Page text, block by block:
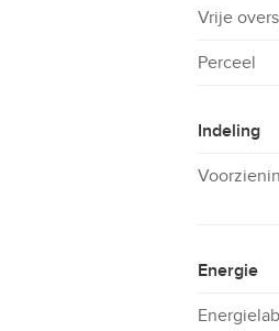
Vrije
Perceel
Indeling
Energie